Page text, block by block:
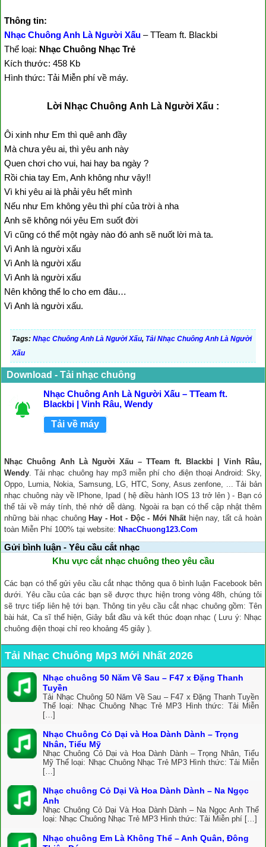
Thông tin:
Nhạc Chuông Anh Là Người Xấu – TTeam ft. Blackbi
Thể loại: Nhạc Chuông Nhạc Trẻ
Kích thước: 458 Kb
Hình thức: Tải Miễn phí về máy.
Lời Nhạc Chuông Anh Là Người Xấu :
Ôi xinh như Em thì quê anh đầy
Mà chưa yêu ai, thì yêu anh này
Quen chơi cho vui, hai hay ba ngày ?
Rồi chia tay Em, Anh không như vậy!!
Vì khi yêu ai là phải yêu hết mình
Nếu như Em không yêu thì phí của trời à nha
Anh sẽ không nói yêu Em suốt đời
Vì cũng có thể một ngày nào đó anh sẽ nuốt lời mà ta.
Vì Anh là người xấu
Vì Anh là người xấu
Vì Anh là người xấu
Nên không thể lo cho em đâu…
Vì Anh là người xấu.
Tags: Nhạc Chuông Anh Là Người Xấu, Tải Nhạc Chuông Anh Là Người
Xấu
Download - Tải nhạc chuông
Nhạc Chuông Anh Là Người Xấu – TTeam ft.
Blackbi | Vinh Râu, Wendy
Tải về máy
Nhạc Chuông Anh Là Người Xấu – TTeam ft. Blackbi | Vinh Râu,
Wendy. Tải nhạc chuông hay mp3 miễn phí cho điện thoại Android: Sky,
Oppo, Lumia, Nokia, Samsung, LG, HTC, Sony, Asus zenfone, ... Tải bản
nhạc chuông này về IPhone, Ipad ( hệ điều hành IOS 13 trở lên ) - Bạn có
thể tải về máy tính, thẻ nhớ dễ dàng. Ngoài ra bạn có thể cập nhật thêm
những bài nhạc chuông Hay - Hot - Độc - Mới Nhấthiện nay, tất cả hoàn
toàn Miễn Phí 100% tại website: NhacChuong123.Com
Gửi bình luận - Yêu cầu cắt nhạc
Khu vực cắt nhạc chuông theo yêu cầu
Các bạn có thể gửi yêu cầu cắt nhạc thông qua ô bình luận Facebook bên
dưới. Yêu cầu của các bạn sẽ được thực hiện trong vòng 48h, chúng tôi
sẽ trực tiếp liên hệ tới bạn. Thông tin yêu cầu cắt nhạc chuông gồm: Tên
bài hát, Ca sĩ thể hiện, Giây bắt đầu và kết thúc đoạn nhạc ( Lưu ý: Nhạc
chuông điện thoại chỉ reo khoảng 45 giây ).
Tải Nhạc Chuông Mp3 Mới Nhất 2026
Nhạc chuông 50 Năm Về Sau – F47 x Đặng Thanh
Tuyền
Tải Nhạc Chuông 50 Năm Về Sau – F47 x Đặng Thanh Tuyền
Thể loại: Nhạc Chuông Nhạc Trẻ MP3 Hình thức: Tải Miễn
[…]
Nhạc Chuông Cỏ Dại và Hoa Dành Dành – Trọng
Nhân, Tiểu Mỹ
Nhạc Chuông Cỏ Dại và Hoa Dành Dành – Trọng Nhân, Tiểu
Mỹ Thể loại: Nhạc Chuông Nhạc Trẻ MP3 Hình thức: Tải Miễn
[…]
Nhạc chuông Cỏ Dại Và Hoa Dành Dành – Na Ngọc
Anh
Nhạc Chuông Cỏ Dại Và Hoa Dành Dành – Na Ngọc Anh Thể
loại: Nhạc Chuông Nhạc Trẻ MP3 Hình thức: Tải Miễn phí […]
Nhạc chuông Em Là Không Thể – Anh Quân, Đông